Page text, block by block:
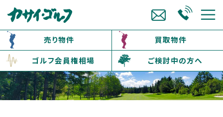
売り物件
買取物件
ゴルフ会員権相場
ご検討中の方へ